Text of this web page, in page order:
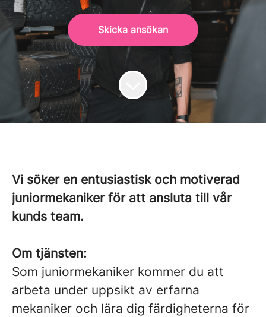
Skicka ansökan
Vi söker en entusiastisk och motiverad
juniormekaniker för att ansluta till vår
kunds team.
Om tjänsten:
Som juniormekaniker kommer du att
arbeta under uppsikt av erfarna
mekaniker och lära dig färdigheterna för